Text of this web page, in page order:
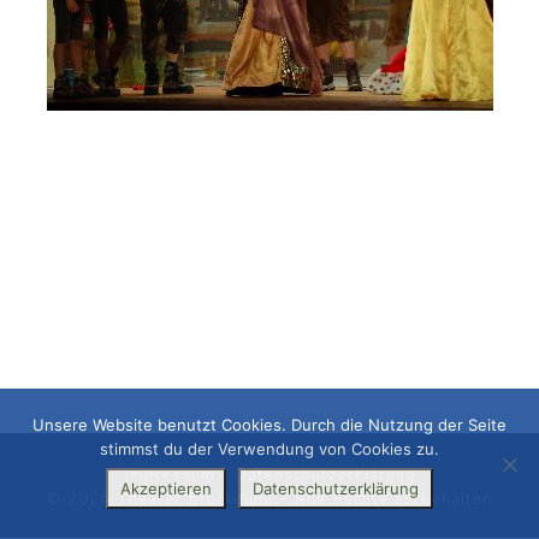
Impressum| Datenschutzerklärung
Theater Bruckmühl– Alle Rechte vorbehalten
Unsere Website benutzt Cookies. Durch die Nutzung der Seite
stimmst du der Verwendung von Cookies zu.
Akzeptieren Datenschutzerklärung